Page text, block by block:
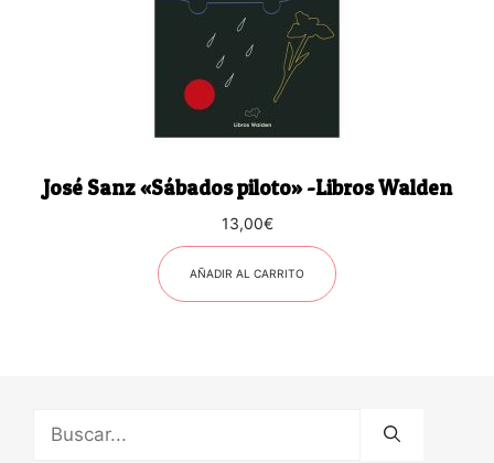
José Sanz «Sábados piloto» -Libros Walden
13,00€
AÑADIR AL CARRITO